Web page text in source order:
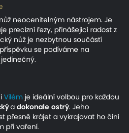
neocenitelným nástrojem. Je
precizní řezy, přinášející radost z
nůž je nezbytnou součástí
se podíváme na
Vilém je ideální volbou pro každou
a dokonale ostrý. Jeho
přesně krájet a vykrajovat ho činí
při vaření.